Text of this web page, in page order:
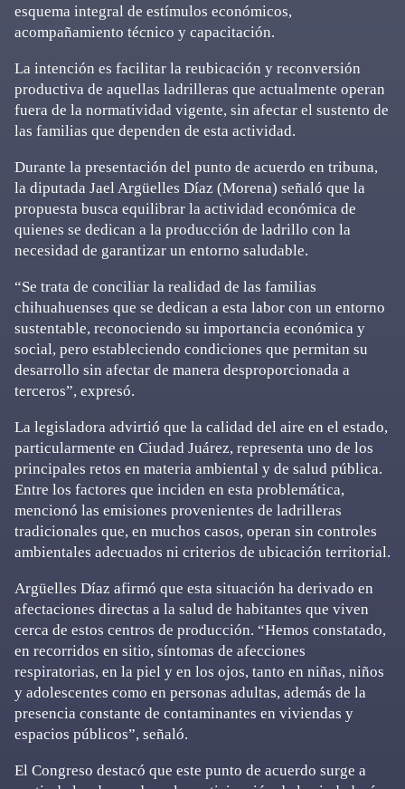
esquema integral de estímulos económicos,
acompañamiento técnico y capacitación.
La intención es facilitar la reubicación y reconversión
productiva de aquellas ladrilleras que actualmente operan
fuera de la normatividad vigente, sin afectar el sustento de
las familias que dependen de esta actividad.
Durante la presentación del punto de acuerdo en tribuna,
la diputada Jael Argüelles Díaz (Morena) señaló que la
propuesta busca equilibrar la actividad económica de
quienes se dedican a la producción de ladrillo con la
necesidad de garantizar un entorno saludable.
“Se trata de conciliar la realidad de las familias
chihuahuenses que se dedican a esta labor con un entorno
sustentable, reconociendo su importancia económica y
social, pero estableciendo condiciones que permitan su
desarrollo sin afectar de manera desproporcionada a
terceros”, expresó.
La legisladora advirtió que la calidad del aire en el estado,
particularmente en Ciudad Juárez, representa uno de los
principales retos en materia ambiental y de salud pública.
Entre los factores que inciden en esta problemática,
mencionó las emisiones provenientes de ladrilleras
tradicionales que, en muchos casos, operan sin controles
ambientales adecuados ni criterios de ubicación territorial.
Argüelles Díaz afirmó que esta situación ha derivado en
afectaciones directas a la salud de habitantes que viven
cerca de estos centros de producción. “Hemos constatado,
en recorridos en sitio, síntomas de afecciones
respiratorias, en la piel y en los ojos, tanto en niñas, niños
y adolescentes como en personas adultas, además de la
presencia constante de contaminantes en viviendas y
espacios públicos”, señaló.
El Congreso destacó que este punto de acuerdo surge a